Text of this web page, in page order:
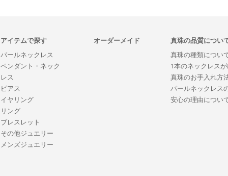
アイテムで探す
パールネックレス
ペンダント・ネック
レス
ピアス
イヤリング
リング
ブレスレット
その他ジュエリー
メンズジュエリー
オーダーメイド
真珠の品質につい
真珠の種類につい
1本のネックレス
真珠のお手入れ方
パールネックレス
安心の理由につい